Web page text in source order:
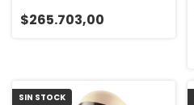
60 Hz
$265.703,00
SIN STOCK